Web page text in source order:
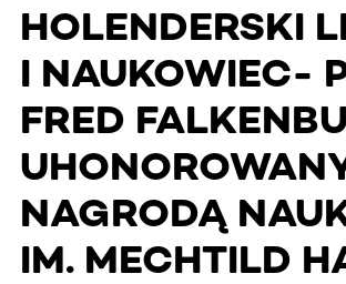
HOLENDERSKI
I NAUKOWIEC-
FRED
NAGRODĄ
IM. MECHTILD